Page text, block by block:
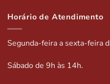
Horário de Atendimento
Segunda-feira a sexta-feira
Sábado de 9h às 14h.